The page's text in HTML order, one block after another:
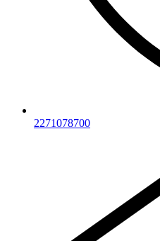
2271078700